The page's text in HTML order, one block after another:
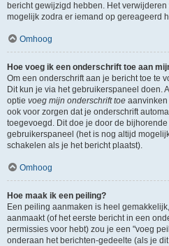
bericht gewijzigd hebben. Het
mogelijk zodra er iemand op gereageerd
Omhoog
Hoe voeg ik een onderschrift toe aan
Om een onderschrift aan je bericht toe te
Dit kun je via het gebruikerspaneel doen.
optie voeg mijn onderschrift toe aanvinken
ook voor zorgen dat je onderschrift
toegevoegd. Dit doe je door de
gebruikerspaneel (het is nog altijd
schakelen als je het bericht plaatst).
Omhoog
Hoe maak ik een peiling?
Een peiling aanmaken is heel
aanmaakt (of het eerste bericht in een
permissies voor hebt) zou je een "voeg
onderaan het berichten-gedeelte (als je